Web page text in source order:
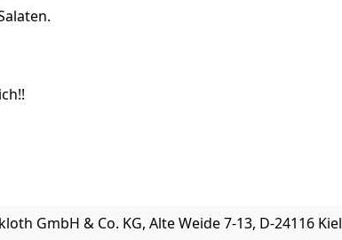
GmbH & Co. KG, Alte Weide 7-13, D-24116 Kiel